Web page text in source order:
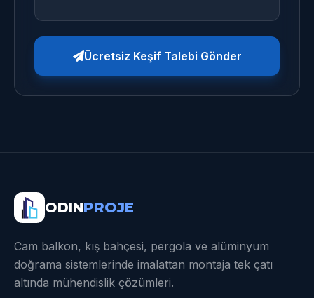
Ücretsiz Keşif Talebi Gönder
ODINPROJE
Cam balkon, kış bahçesi, pergola ve alüminyum
doğrama sistemlerinde imalattan montaja tek çatı
altında mühendislik çözümleri.